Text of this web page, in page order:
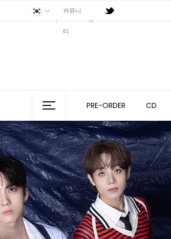
커뮤니
티
PRE-ORDER CD